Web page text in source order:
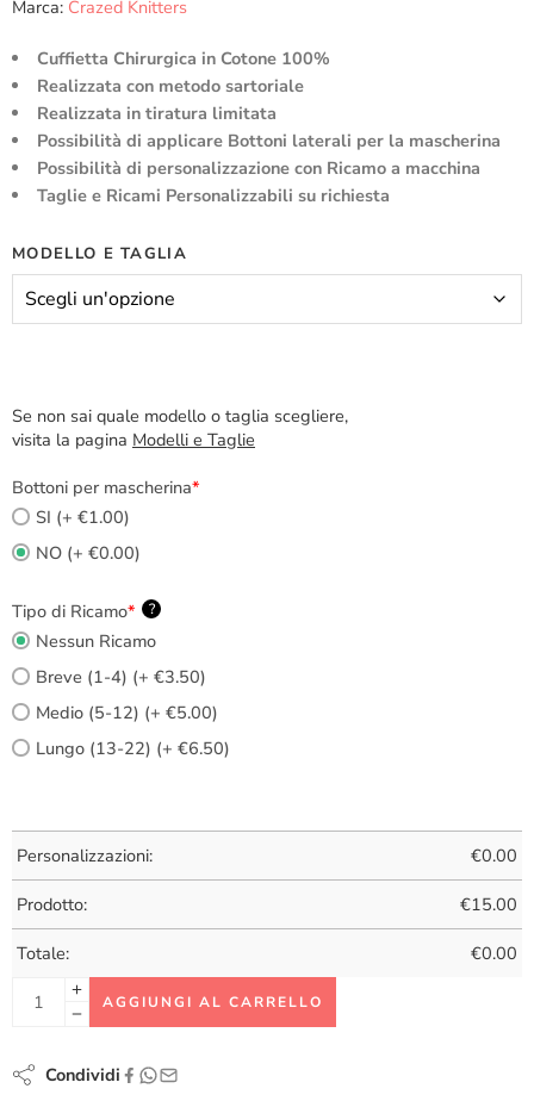
Marca: Crazed Knitters
Cuffietta Chirurgica in Cotone 100%
Realizzata con metodo sartoriale
Realizzata in tiratura limitata
Possibilità di applicare Bottoni laterali per la mascherina
Possibilità di personalizzazione con Ricamo a macchina
Taglie e Ricami Personalizzabili su richiesta
MODELLO E TAGLIA
Se non sai quale modello o taglia scegliere,
visita la pagina Modelli e Taglie
Bottoni per mascherina*
SI (+ €1.00)
NO (+ €0.00)
Tipo di Ricamo* ?
Nessun Ricamo
Breve (1-4) (+ €3.50)
Medio (5-12) (+ €5.00)
Lungo (13-22) (+ €6.50)
Personalizzazioni: €0.00
Prodotto: €15.00
Totale: €0.00
AGGIUNGI AL CARRELLO
Condividi